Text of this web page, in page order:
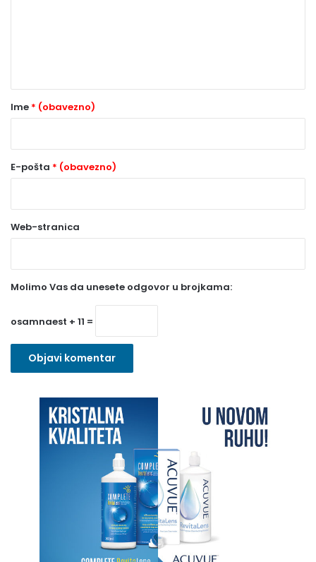
r
o
a
v
z
n
Ime * (obavezno)
E-pošta * (obavezno)
Web-stranica
Molimo Vas da unesete odgovor u brojkama:
osamnaest + 11 =